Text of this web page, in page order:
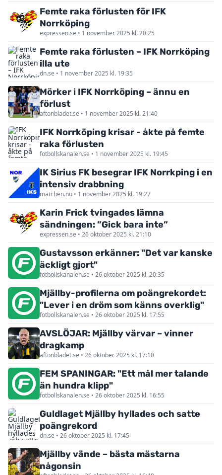
Femte raka förlusten för IFK
Norrköping
expressen.se • 1 november 2025 kl. 20:25
Femte raka förlusten – IFK Norrköping
illa ute
dn.se • 1 november 2025 kl. 19:35
Mörker i IFK Norrköping – ännu en
förlust
aftonbladet.se • 1 november 2025 kl. 21:40
IFK Norrköping krisar - åkte på femte
raka förlusten
fotbollskanalen.se • 1 november 2025 kl. 19:45
IK Sirius FK besegrar IFK Norrkping i en
intensiv drabbning
matchen.nu • 1 november 2025 kl. 19:27
Karin Frick tvingades lämna
sändningen: ”Gick bara inte”
expressen.se • 26 oktober 2025 kl. 21:10
Gustavsson erkänner: "Det var kanske
äckligt gjort"
fotbollskanalen.se • 26 oktober 2025 kl. 20:35
Mjällby-profilerna om poängrekordet:
"Lever i en dröm som känns overklig"
fotbollskanalen.se • 26 oktober 2025 kl. 17:55
AVSLÖJAR: Mjällby värvar – vinner
dragkamp
aftonbladet.se • 26 oktober 2025 kl. 17:10
FEM SPANINGAR: "Ett mål mer talande
än hundra klipp"
fotbollskanalen.se • 26 oktober 2025 kl. 16:55
Guldlaget Mjällby hyllades och satte
poängrekord
dn.se • 26 oktober 2025 kl. 17:45
Mjällby vände – bästa mästarna
någonsin